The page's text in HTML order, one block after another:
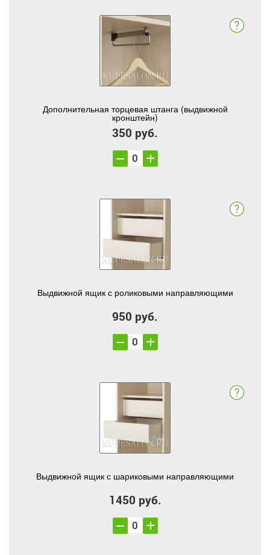
Дополнительная торцевая штанга (выдвижной
кронштейн)
350 руб.
Выдвижной ящик с роликовыми направляющими
950 руб.
Выдвижной ящик с шариковыми направляющими
1450 руб.